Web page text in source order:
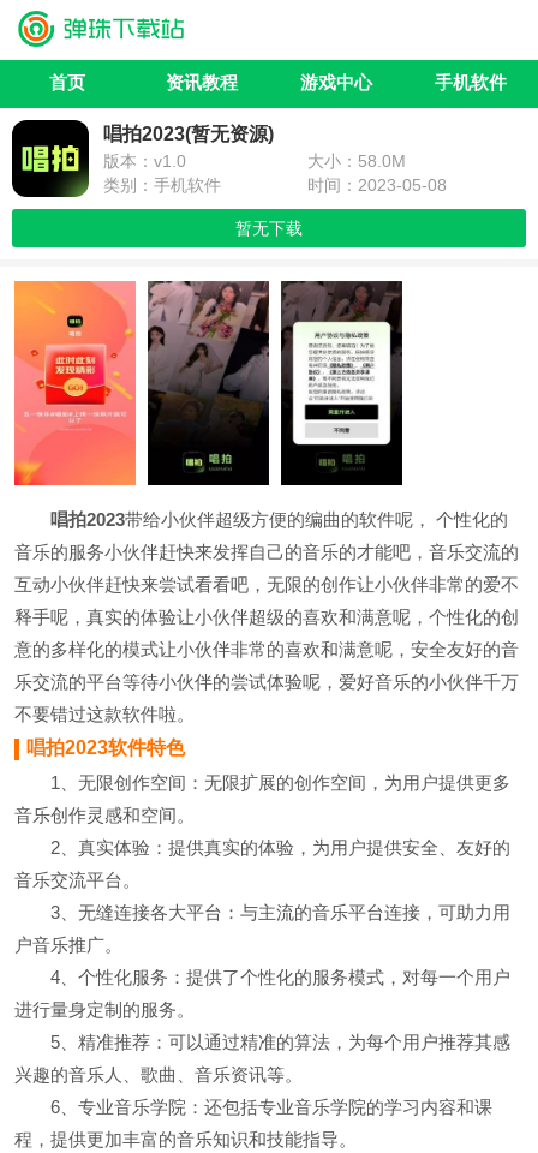
首页 资讯教程 游戏中心 手机软件
唱拍2023(暂无资源)
版本：v1.0
大小：58.0M
类别：手机软件
时间：2023-05-08
暂无下载
唱拍2023带给小伙伴超级方便的编曲的软件呢， 个性化的
音乐的服务小伙伴赶快来发挥自己的音乐的才能吧，音乐交流的
互动小伙伴赶快来尝试看看吧，无限的创作让小伙伴非常的爱不
释手呢，真实的体验让小伙伴超级的喜欢和满意呢，个性化的创
意的多样化的模式让小伙伴非常的喜欢和满意呢，安全友好的音
乐交流的平台等待小伙伴的尝试体验呢，爱好音乐的小伙伴千万
不要错过这款软件啦。
唱拍2023软件特色
1、无限创作空间：无限扩展的创作空间，为用户提供更多
音乐创作灵感和空间。
2、真实体验：提供真实的体验，为用户提供安全、友好的
音乐交流平台。
3、无缝连接各大平台：与主流的音乐平台连接，可助力用
户音乐推广。
4、个性化服务：提供了个性化的服务模式，对每一个用户
进行量身定制的服务。
5、精准推荐：可以通过精准的算法，为每个用户推荐其感
兴趣的音乐人、歌曲、音乐资讯等。
6、专业音乐学院：还包括专业音乐学院的学习内容和课
程，提供更加丰富的音乐知识和技能指导。